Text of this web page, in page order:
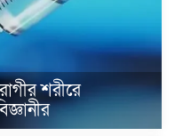
শরীরে